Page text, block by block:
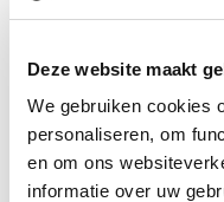
Deze website maakt
We gebruiken cookies
personaliseren, om
en om ons
informatie over uw
Snelle levering
Snel naar
Meer informatie
Meer informatie